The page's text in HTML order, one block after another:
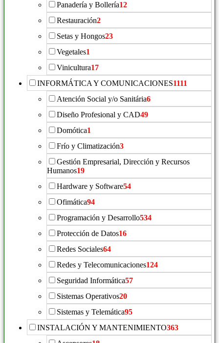
Panadería y Bollería12
Restauración2
Setas y Hongos23
Vegetales1
Vinicultura17
INFORMÁTICA Y COMUNICACIONES1111
Atención Social y/o Sanitária6
Diseño Profesional y CAD49
Domótica1
Frío y Climatización3
Gestión Empresarial, Dirección y Recursos
Humanos19
Hardware y Software54
Ofimática94
Programación y Desarrollo534
Protección de Datos16
Redes Sociales64
Redes y Telecomunicaciones124
Seguridad Informática57
Sistemas Operativos20
Sistemas y Telemática95
INSTALACIÓN Y MANTENIMIENTO363